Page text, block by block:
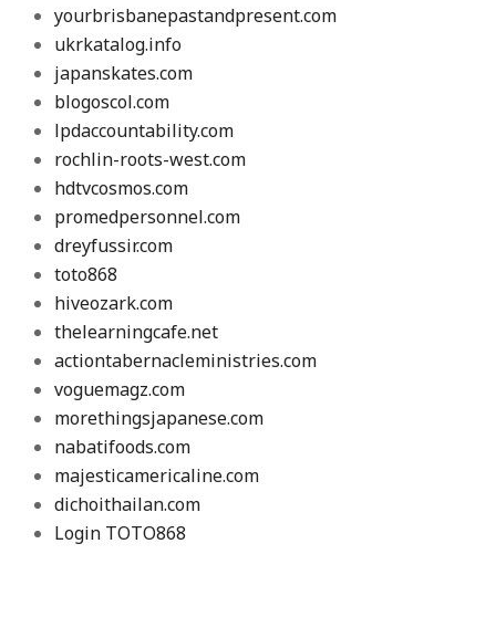
yourbrisbanepastandpresent.com
ukrkatalog.info
japanskates.com
blogoscol.com
lpdaccountability.com
rochlin-roots-west.com
hdtvcosmos.com
promedpersonnel.com
dreyfussir.com
toto868
hiveozark.com
thelearningcafe.net
actiontabernacleministries.com
voguemagz.com
morethingsjapanese.com
nabatifoods.com
majesticamericaline.com
dichoithailan.com
Login TOTO868